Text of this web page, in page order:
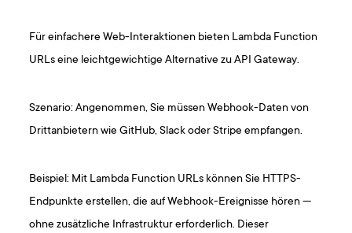
Für einfachere Web-Interaktionen bieten Lambda Function
URLs eine leichtgewichtige Alternative zu API Gateway.
Szenario: Angenommen, Sie müssen Webhook-Daten von
Drittanbietern wie GitHub, Slack oder Stripe empfangen.
Beispiel: Mit Lambda Function URLs können Sie HTTPS-
Endpunkte erstellen, die auf Webhook-Ereignisse hören —
ohne zusätzliche Infrastruktur erforderlich. Dieser